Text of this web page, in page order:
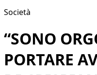
Società
“SONO
PORTARE